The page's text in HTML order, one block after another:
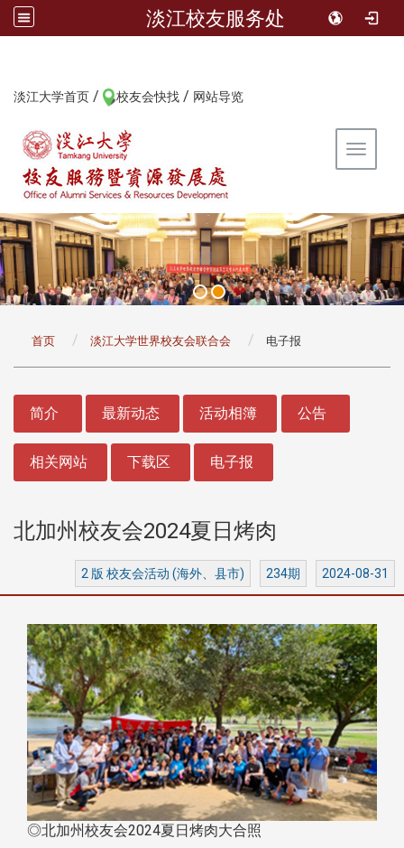
淡江校友服务处
淡江大学首页 / 校友会快找 / 网站导览
Toggle
首页 淡江大学世界校友会联合会 电子报
简介 最新动态 活动相簿 公告
相关网站 下载区 电子报
北加州校友会2024夏日烤肉
2 版 校友会活动 (海外、县市) 234期 2024-08-31
◎北加州校友会2024夏日烤肉大合照